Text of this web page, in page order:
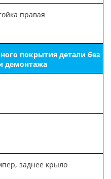
правая
покрытия детали без
демонтажа
заднее крыло